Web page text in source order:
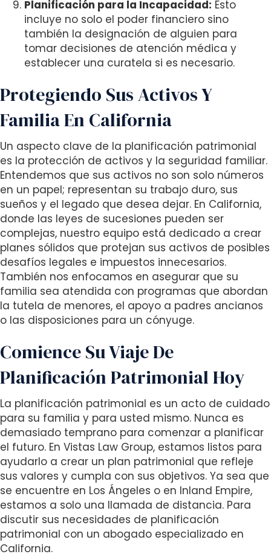
Planificación para la Incapacidad: Esto
incluye no solo el poder financiero sino
también la designación de alguien para
tomar decisiones de atención médica y
establecer una curatela si es necesario.
Protegiendo Sus Activos Y
Familia En California
Un aspecto clave de la planificación patrimonial
es la protección de activos y la seguridad familiar.
Entendemos que sus activos no son solo números
en un papel; representan su trabajo duro, sus
sueños y el legado que desea dejar. En California,
donde las leyes de sucesiones pueden ser
complejas, nuestro equipo está dedicado a crear
planes sólidos que protejan sus activos de posibles
desafíos legales e impuestos innecesarios.
También nos enfocamos en asegurar que su
familia sea atendida con programas que abordan
la tutela de menores, el apoyo a padres ancianos
o las disposiciones para un cónyuge.
Comience Su Viaje De
Planificación Patrimonial Hoy
La planificación patrimonial es un acto de cuidado
para su familia y para usted mismo. Nunca es
demasiado temprano para comenzar a planificar
el futuro. En Vistas Law Group, estamos listos para
ayudarlo a crear un plan patrimonial que refleje
sus valores y cumpla con sus objetivos. Ya sea que
se encuentre en Los Ángeles o en Inland Empire,
estamos a solo una llamada de distancia. Para
discutir sus necesidades de planificación
patrimonial con un abogado especializado en
California.